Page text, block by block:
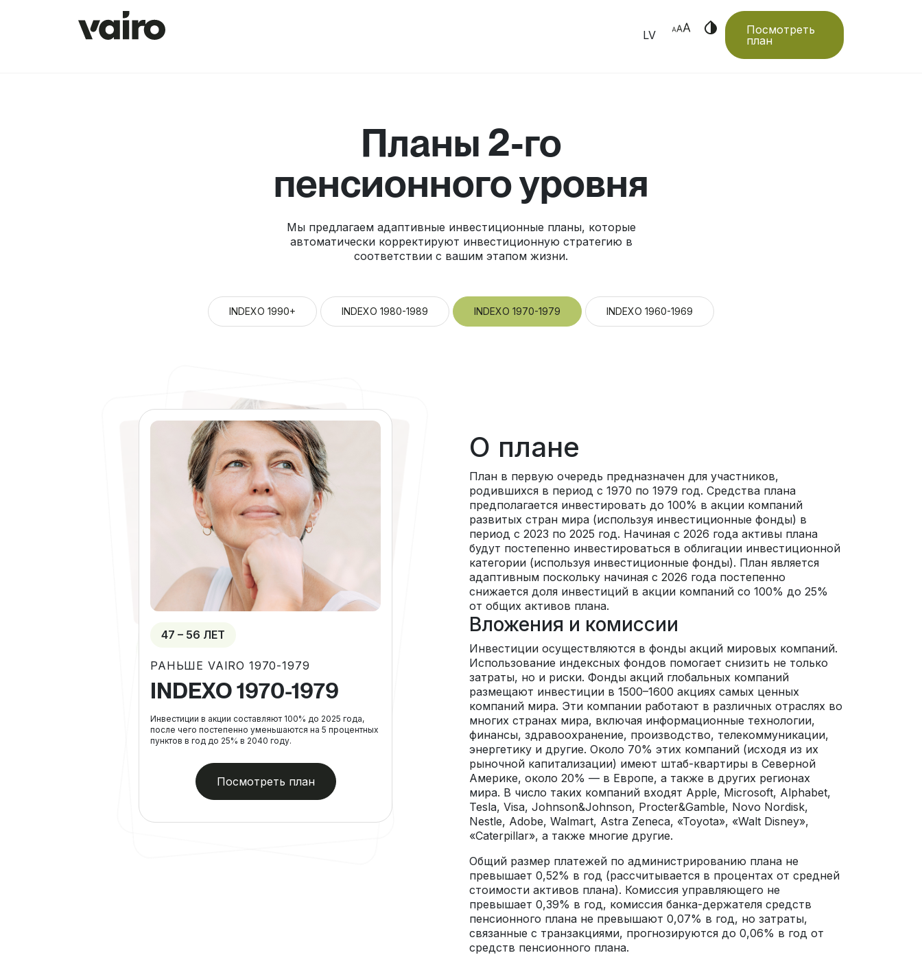
LV
Посмотреть
план
Планы 2-го
пенсионного уровня
Мы предлагаем адаптивные инвестиционные планы, которые
автоматически корректируют инвестиционную стратегию в
соответствии с вашим этапом жизни.
INDEXO 1990+ INDEXO 1980-1989 INDEXO 1970-1979 INDEXO 1960-1969
47 – 56 ЛЕТ
РАНЬШЕ VAIRO 1970-1979
INDEXO 1970-1979
Инвестиции в акции составляют 100% до 2025 года,
после чего постепенно уменьшаются на 5 процентных
пунктов в год до 25% в 2040 году.
Посмотреть план
О плане
План в первую очередь предназначен для участников,
родившихся в период с 1970 по 1979 год. Средства плана
предполагается инвестировать до 100% в акции компаний
развитых стран мира (используя инвестиционные фонды) в
период с 2023 по 2025 год. Начиная с 2026 года активы плана
будут постепенно инвестироваться в облигации инвестиционной
категории (используя инвестиционные фонды). План является
адаптивным поскольку начиная с 2026 года постепенно
снижается доля инвестиций в акции компаний со 100% до 25%
от общих активов плана.
Вложения и комиссии
Инвестиции осуществляются в фонды акций мировых компаний.
Использование индексных фондов помогает снизить не только
затраты, но и риски. Фонды акций глобальных компаний
размещают инвестиции в 1500–1600 акциях самых ценных
компаний мира. Эти компании работают в различных отраслях во
многих странах мира, включая информационные технологии,
финансы, здравоохранение, производство, телекоммуникации,
энергетику и другие. Около 70% этих компаний (исходя из их
рыночной капитализации) имеют штаб-квартиры в Северной
Америке, около 20% — в Европе, а также в других регионах
мира. В число таких компаний входят Apple, Microsoft, Alphabet,
Tesla, Visa, Johnson&Johnson, Procter&Gamble, Novo Nordisk,
Nestle, Adobe, Walmart, Astra Zeneca, «Toyota», «Walt Disney»,
«Caterpillar», а также многие другие.
Общий размер платежей по администрированию плана не
превышает 0,52% в год (рассчитывается в процентах от средней
стоимости активов плана). Комиссия управляющего не
превышает 0,39% в год, комиссия банка-держателя средств
пенсионного плана не превышают 0,07% в год, но затраты,
связанные с транзакциями, прогнозируются до 0,06% в год от
средств пенсионного плана.